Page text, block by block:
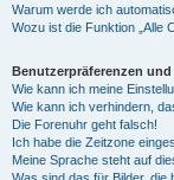
Warum werde ich
Wozu ist die Funktion „Alle
Benutzerpräferenzen
Wie kann ich meine
Wie kann ich verhindern,
Die Forenuhr geht falsch!
Ich habe die Zeitzone
Meine Sprache steht auf